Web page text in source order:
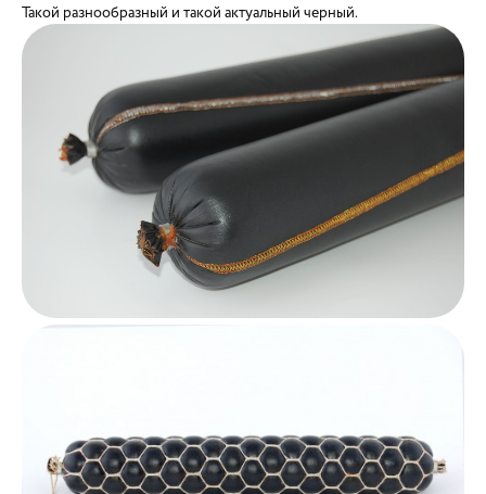
Такой разнообразный и такой актуальный черный.